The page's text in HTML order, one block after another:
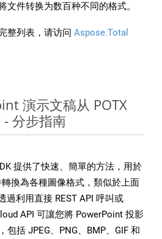
文件转换为数百种不同的格式。
整列表，请访问 Aspose.Total
演示文稿从 POTX
分步指南
提供了快速、簡單的方法，用於
換為各種圖像格式，類似於上面
過利用直接 REST API 呼叫或
API 可讓您將 PowerPoint 投影
包括 JPEG、PNG、BMP、GIF 和